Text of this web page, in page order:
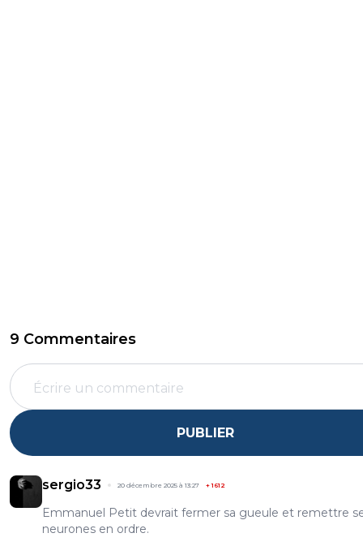
9 Commentaires
PUBLIER
sergio33 20 décembre 2025 à 13:27 +1612
Emmanuel Petit devrait fermer sa gueule et remettre
neurones en ordre.